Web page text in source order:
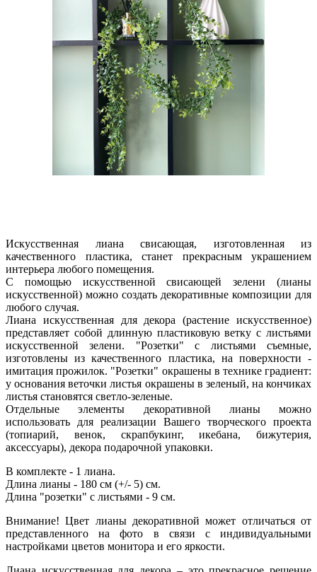
Искусственная лиана свисающая, изготовленная из
качественного пластика, станет прекрасным украшением
интерьера любого помещения.
С помощью искусственной свисающей зелени (лианы
искусственной) можно создать декоративные композиции для
любого случая.
Лиана искусственная для декора (растение искусственное)
представляет собой длинную пластиковую ветку с листьями
искусственной зелени. "Розетки" с листьями съемные,
изготовлены из качественного пластика, на поверхности -
имитация прожилок. "Розетки" окрашены в технике градиент:
у основания веточки листья окрашены в зеленый, на кончиках
листья становятся светло-зеленые.
Отдельные элементы декоративной лианы можно
использовать для реализации Вашего творческого проекта
(топиарий, венок, скрапбукинг, икебана, бижутерия,
аксессуары), декора подарочной упаковки.
В комплекте - 1 лиана.
Длина лианы - 180 см (+/- 5) см.
Длина "розетки" с листьями - 9 см.
Внимание! Цвет лианы декоративной может отличаться от
представленного на фото в связи с индивидуальными
настройками цветов монитора и его яркости.